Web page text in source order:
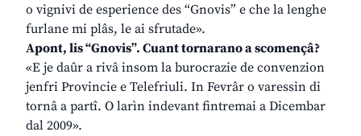
o vignivi de esperience des “Gnovis” e che la lenghe
furlane mi plâs, le ai sfrutade».
Apont, lis “Gnovis”. Cuant tornarano a scomençâ?
«E je daûr a rivâ insom la burocrazie de convenzion
jenfri Provincie e Telefriuli. In Fevrâr o varessin di
tornâ a partî. O larìn indevant fintremai a Dicembar
dal 2009».